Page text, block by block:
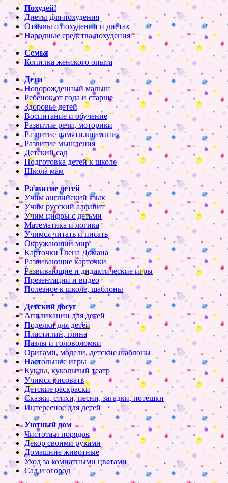
Похудей!
Диеты для похудения
Отзывы о похудении и диетах
Народные средства похудения
Семья
Копилка женского опыта
Дети
Новорожденный малыш
Ребенок от года и старше
Здоровье детей
Воспитание и обучение
Развитие речи, моторики
Развитие памяти,внимания
Развитие мышления
Детский сад
Подготовка детей к школе
Школа мам
Развитие детей
Учим английский язык
Учим русский алфавит
Учим цифры с детьми
Математика и логика
Учимся читать и писать
Окружающий мир
Карточки Глена Домана
Развивающие карточки
Развивающие и дидактические игры
Презентации и видео
Полезное к школе, шаблоны
Детский досуг
Аппликации для детей
Поделки для детей
Пластилин, глина
Пазлы и головоломки
Оригами, модели, детские шаблоны
Настольные игры
Куклы, кукольный театр
Учимся рисовать
Детские раскраски
Сказки, стихи, песни, загадки, потешки
Интересное для детей
Уютный дом
Чистота и порядок
Декор своими руками
Домашние животные
Уход за комнатными цветами
Сад и огород